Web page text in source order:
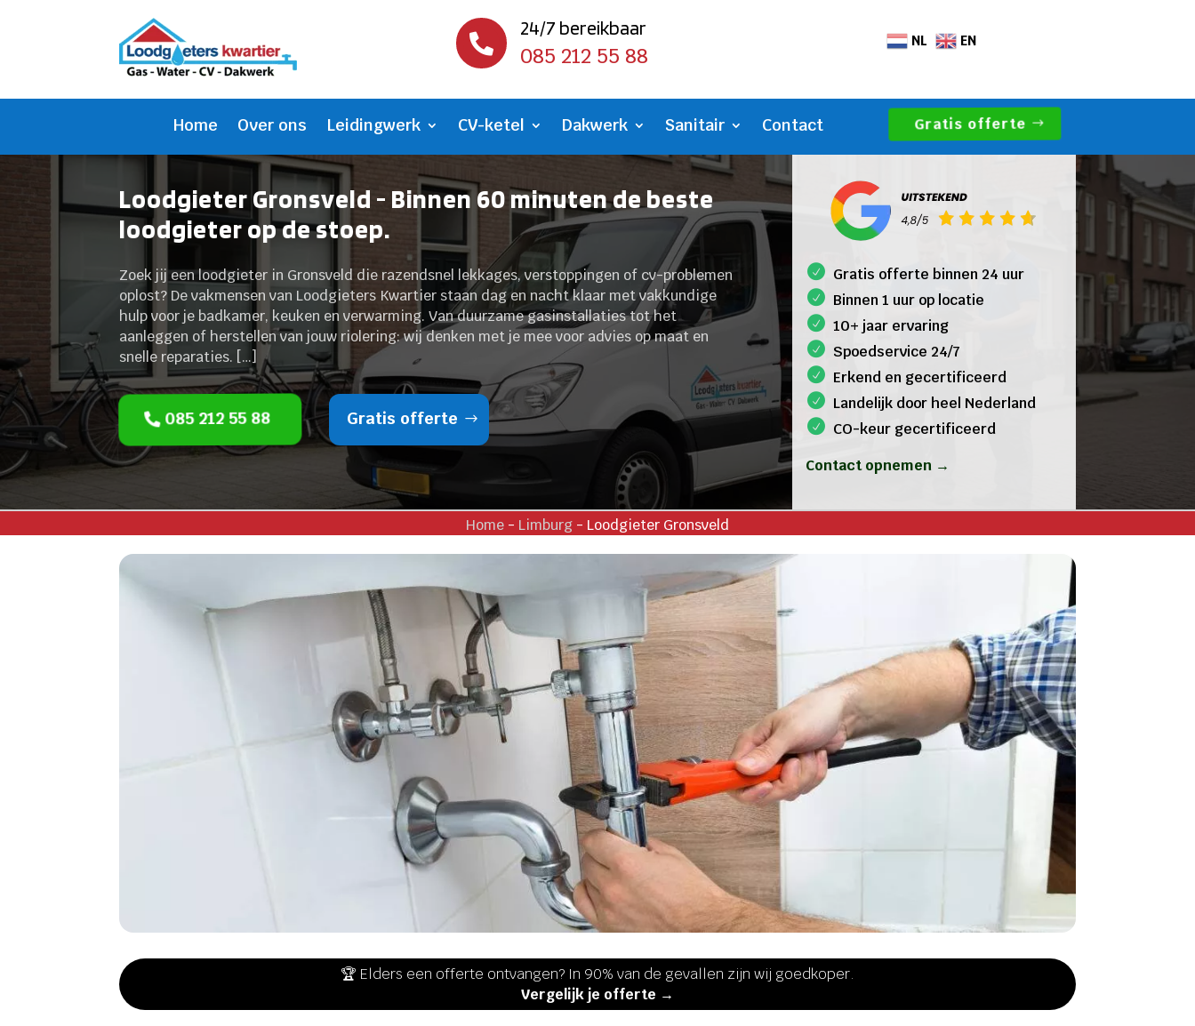

24/7 bereikbaar
085 212 55 88
NL EN
Home Over ons Leidingwerk CV-ketel Dakwerk Sanitair Contact Gratis offerte
Loodgieter Gronsveld - Binnen 60 minuten de beste
loodgieter op de stoep.
Zoek jij een loodgieter in Gronsveld die razendsnel lekkages, verstoppingen of cv-problemen
oplost? De vakmensen van Loodgieters Kwartier staan dag en nacht klaar met vakkundige
hulp voor je badkamer, keuken en verwarming.​ Van duurzame gasinstallaties tot het
aanleggen of herstellen van jouw riolering: wij denken met je mee voor advies op maat en
snelle reparaties.​ […]
085 212 55 88 Gratis offerte
Gratis offerte binnen 24 uur
Binnen 1 uur op locatie
10+ jaar ervaring
Spoedservice 24/7
Erkend en gecertificeerd
Landelijk door heel Nederland
CO-keur gecertificeerd
Contact opnemen →
Home - Limburg - Loodgieter Gronsveld
🏆 Elders een offerte ontvangen? In 90% van de gevallen zijn wij goedkoper.
Vergelijk je offerte →